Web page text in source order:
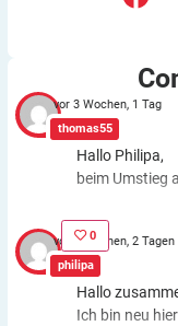
thomas55
vor 3 Wochen, 1 Tag
Hallo Philipa,
beim Umstieg
ICT.
Basalrate
körperlichen
für eine Zeit
0
philipa
vor 3 Wochen, 2 Tagen
Hallo
Ich bin neu